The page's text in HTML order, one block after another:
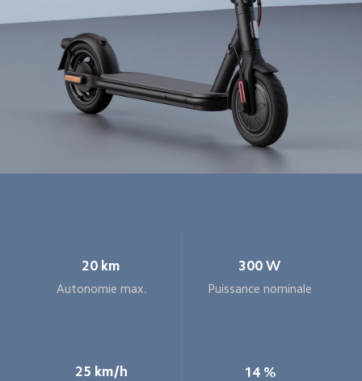
20 km 300 W
Autonomie max. Puissance nominale
25 km/h 14 %